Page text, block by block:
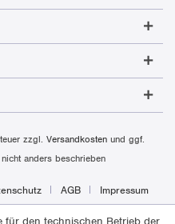
zzgl. Versandkostenund ggf.
anders beschrieben
AGB Impressum
für den technischen Betrieb der